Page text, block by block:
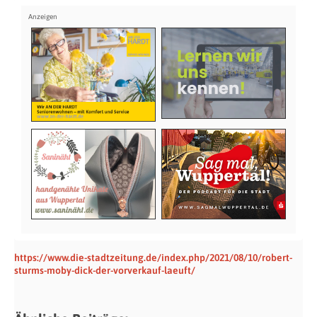
https://www.die-stadtzeitung.de/index.php/2021/08/10/robert-
sturms-moby-dick-der-vorverkauf-laeuft/